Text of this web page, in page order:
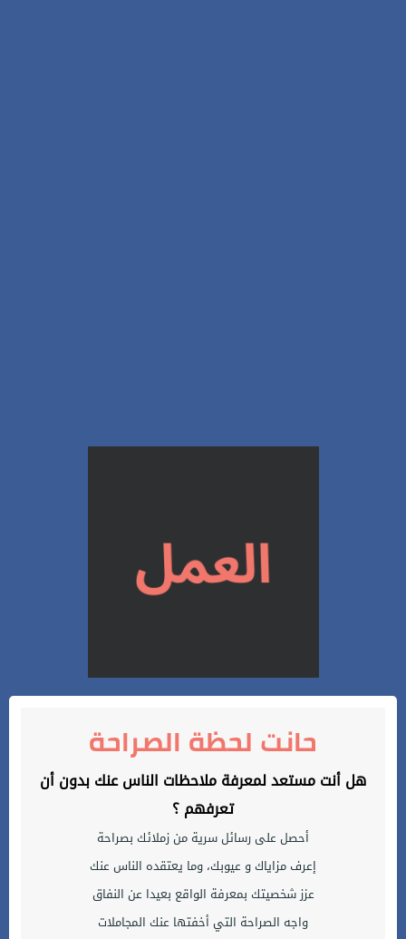
حانت لحظة الصراحة
هل أنت مستعد لمعرفة ملاحظات الناس عنك بدون أن
تعرفهم ؟
أحصل على رسائل سرية من زملائك بصراحة
إعرف مزاياك و عيوبك، وما يعتقده الناس عنك
عزز شخصيتك بمعرفة الواقع بعيدا عن النفاق
واجه الصراحة التي أخفتها عنك المجاملات